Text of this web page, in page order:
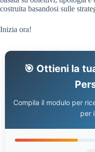
costruita basandosi sulle
Inizia ora!
🎯 Ottieni la
Compila il modulo per
per